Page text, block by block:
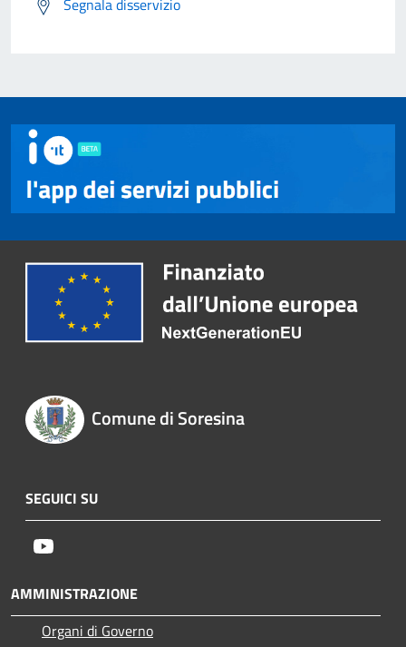
Segnala disservizio
Comune di Soresina
SEGUICI SU
AMMINISTRAZIONE
Organi di Governo